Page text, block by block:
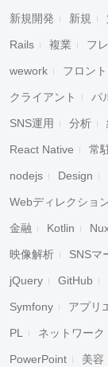
新規開発 新規
Rails 複業 フ
wework フロン
クライアント パ
SNS運用 分析
React Native 常
nodejs Design
Webディレクショ
金融 Kotlin
映像解析 SNSマ
jQuery GitHub
Symfony アプリ
PL ネットワーク
PowerPoint 美容